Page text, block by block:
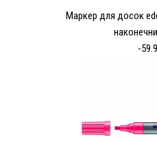
Маркер для досок
-